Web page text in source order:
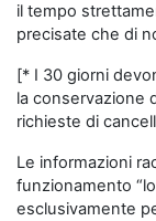
il tempo
precisate che di
[* I 30 giorni
la conservazione
richieste di
Le informazioni
funzionamento
esclusivamente